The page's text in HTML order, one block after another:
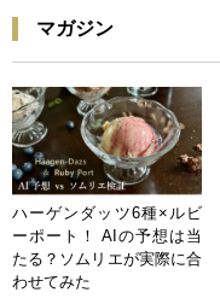
マガジン
ハーゲンダッツ6種×ルビ
ーポート！ AIの予想は当
たる？ソムリエが実際に合
わせてみた